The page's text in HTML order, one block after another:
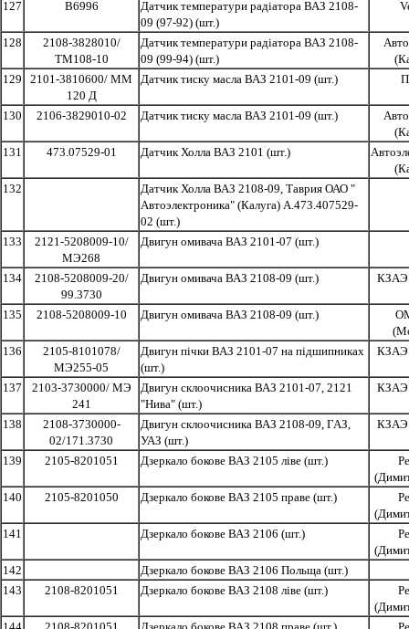
127
B6996
Датчик температури радіатора ВАЗ 2108-
09 (97-92) (шт.)
128
2108-3828010/
ТМ108-10
Датчик температури радіатора ВАЗ 2108-
09 (99-94) (шт.)
129
2101-3810600/ ММ
120 Д
Датчик тиску масла ВАЗ 2101-09 (шт.)
130 2106-3829010-02 Датчик тиску масла ВАЗ 2101-09 (шт.)
131
473.07529-01 Датчик Холла ВАЗ 2101 (шт.)
132
Датчик Холла ВАЗ 2108-09, Таврия ОАО "
Автоэлектроника" (Калуга) А.473.407529-
02 (шт.)
133
2121-5208009-10/
МЭ268
Двигун омивача ВАЗ 2101-07 (шт.)
134
2108-5208009-20/
99.3730
Двигун омивача ВАЗ 2108-09 (шт.) КЗАЭ
135 2108-5208009-10 Двигун омивача ВАЗ 2108-09 (шт.)
136
2105-8101078/
МЭ255-05
Двигун пічки ВАЗ 2101-07 на підшипниках
(шт.)
КЗАЭ
137
2103-3730000/ МЭ
241
Двигун склоочисника ВАЗ 2101-07, 2121
"Нива" (шт.)
КЗАЭ
138
2108-3730000-
02/171.3730
Двигун склоочисника ВАЗ 2108-09, ГАЗ,
УАЗ (шт.)
КЗАЭ
139 2105-8201051 Дзеркало бокове ВАЗ 2105 ліве (шт.)
140
2105-8201050 Дзеркало бокове ВАЗ 2105 праве (шт.)
141
Дзеркало бокове ВАЗ 2106 (шт.)
142
Дзеркало бокове ВАЗ 2106 Польща (шт.)
143
2108-8201051 Дзеркало бокове ВАЗ 2108 ліве (шт.)